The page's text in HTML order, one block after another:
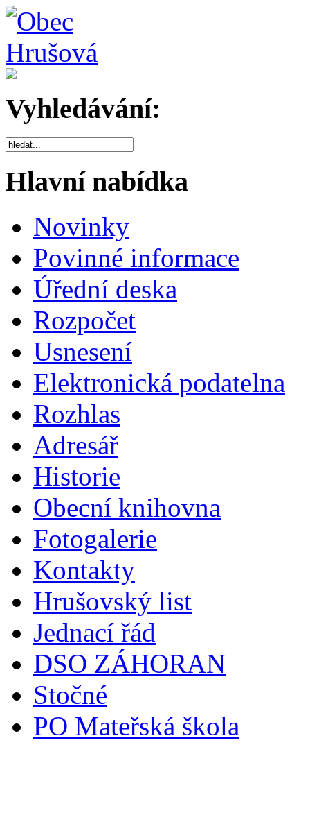
Vyhledávání:
Hlavní nabídka
Novinky
Povinné informace
Úřední deska
Rozpočet
Usnesení
Elektronická podatelna
Rozhlas
Adresář
Historie
Obecní knihovna
Fotogalerie
Kontakty
Hrušovský list
Jednací řád
DSO ZÁHORAN
Stočné
PO Mateřská škola